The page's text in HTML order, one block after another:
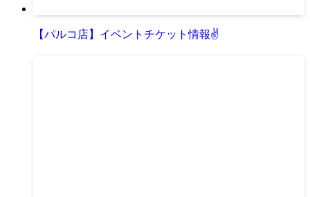
【パルコ店】イベントチケット情報✌